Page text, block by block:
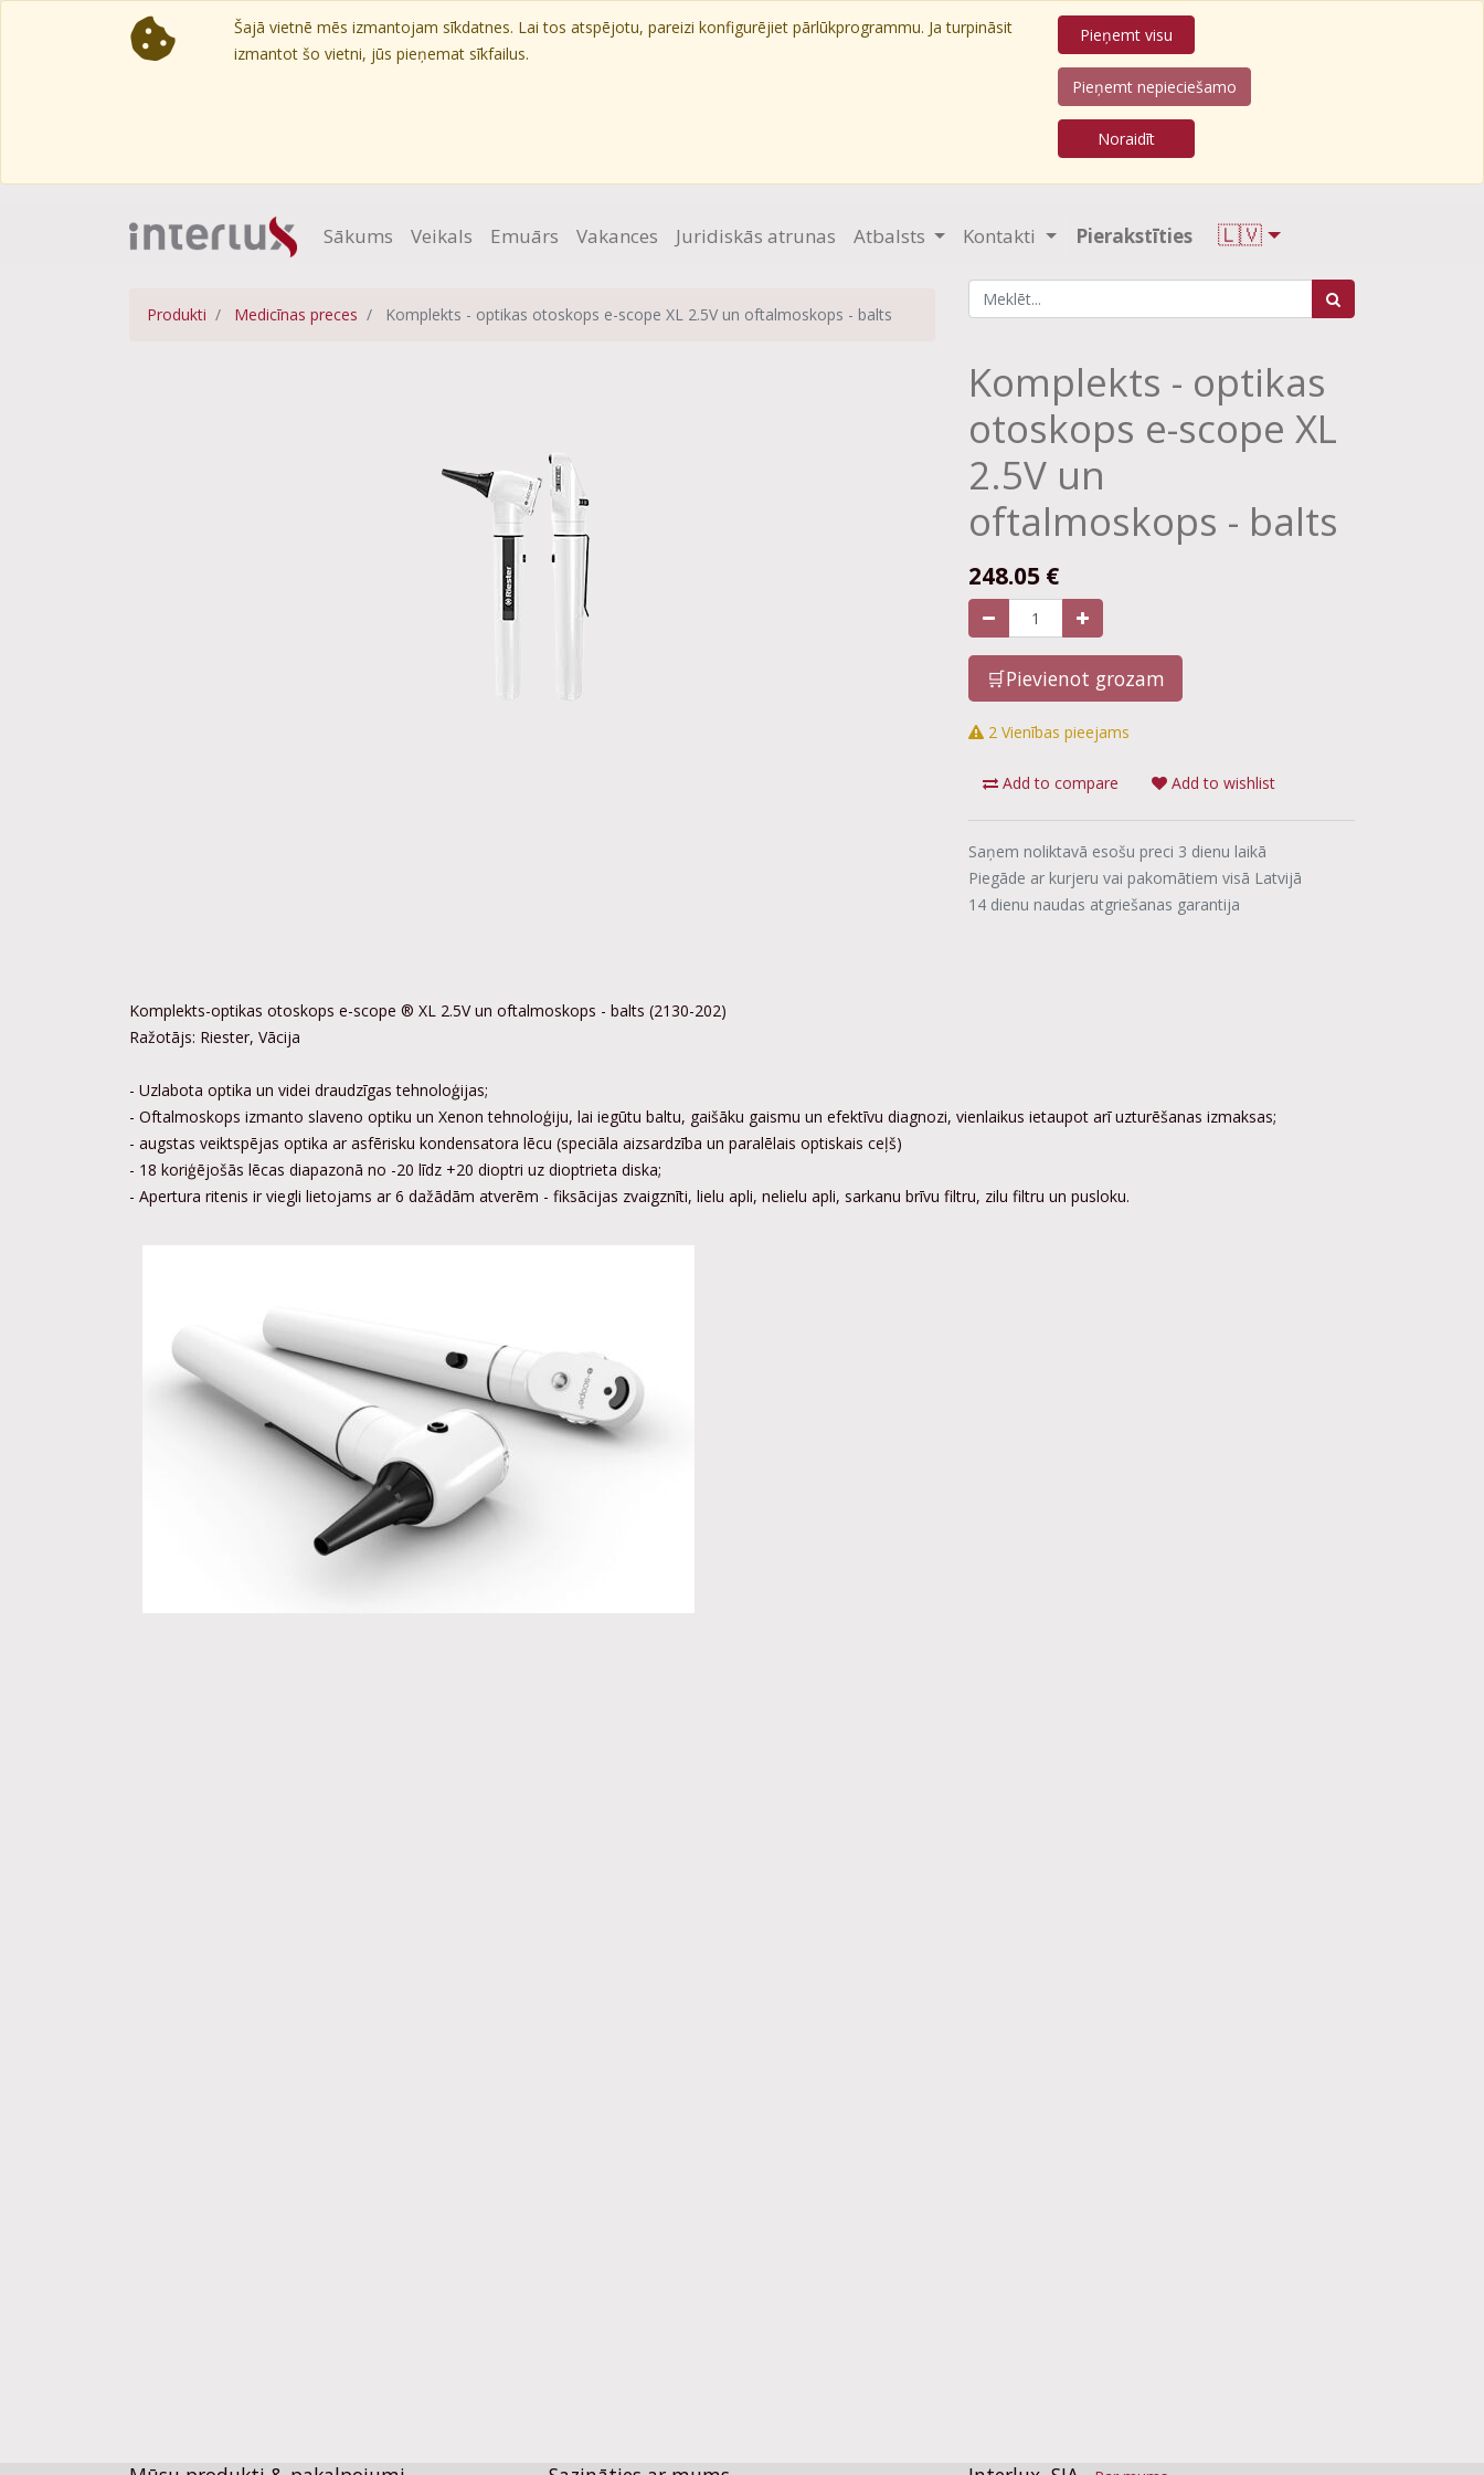
Šajā vietnē mēs izmantojam sīkdatnes. Lai tos atspējotu, pareizi konfigurējiet pārlūkprogrammu. Ja turpināsit
izmantot šo vietni, jūs pieņemat sīkfailus.
Pieņemt visu
Pieņemt nepieciešamo
Noraidīt
Sākums Veikals Emuārs Vakances Juridiskās atrunas Atbalsts Kontakti Pierakstīties 🇱🇻
Produkti Medicīnas preces Komplekts - optikas otoskops e-scope XL 2.5V un oftalmoskops - balts
Komplekts - optikas
otoskops e-scope XL
2.5V un
oftalmoskops - balts
248.05 €
🛒Pievienot grozam
2 Vienības pieejams
Add to compare Add to wishlist
Saņem noliktavā esošu preci 3 dienu laikā
Piegāde ar kurjeru vai pakomātiem visā Latvijā
14 dienu naudas atgriešanas garantija
Komplekts-optikas otoskops e-scope ® XL 2.5V un oftalmoskops - balts (2130-202)
Ražotājs: Riester, Vācija
- Uzlabota optika un videi draudzīgas tehnoloģijas;
- Oftalmoskops izmanto slaveno optiku un Xenon tehnoloģiju, lai iegūtu baltu, gaišāku gaismu un efektīvu diagnozi, vienlaikus ietaupot arī uzturēšanas izmaksas;
- augstas veiktspējas optika ar asfērisku kondensatora lēcu (speciāla aizsardzība un paralēlais optiskais ceļš)
- 18 koriģējošās lēcas diapazonā no -20 līdz +20 dioptri uz dioptrieta diska;
- Apertura ritenis ir viegli lietojams ar 6 dažādām atverēm - fiksācijas zvaigznīti, lielu apli, nelielu apli, sarkanu brīvu filtru, zilu filtru un pusloku.